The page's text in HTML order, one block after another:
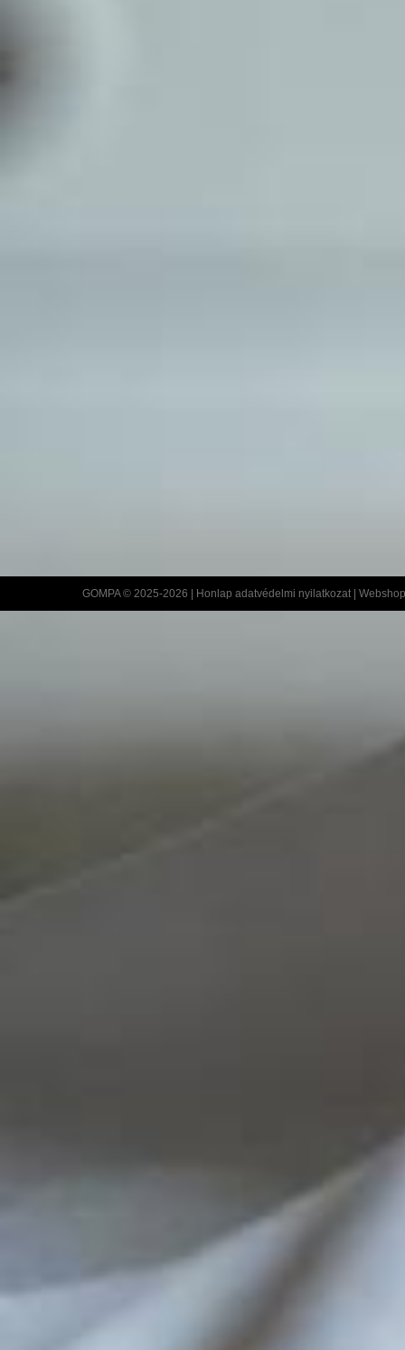
GOMPA © 2025-2026 | Honlap adatvédelmi nyilatkozat|